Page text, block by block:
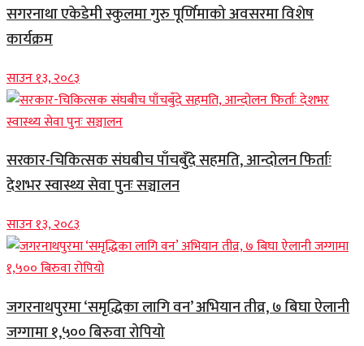
सगरनाथा एकेडेमी स्कुलमा गुरु पूर्णिमाको अवसरमा विशेष
कार्यक्रम
साउन १३, २०८३
सरकार-चिकित्सक संघबीच पाँचबुँदे सहमति, आन्दोलन फिर्ताः
देशभर स्वास्थ्य सेवा पुनः सञ्चालन
साउन १३, २०८३
जगरनाथपुरमा ‘समृद्धिका लागि वन’ अभियान तीव्र, ७ बिघा ऐलानी
जग्गामा १,५०० बिरुवा रोपियो